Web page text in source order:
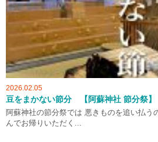
2026.02.05
豆をまかない節分 【阿蘇神社 節分祭】
阿蘇神社の節分祭では 悪きものを追い払う
んでお帰りいただく...